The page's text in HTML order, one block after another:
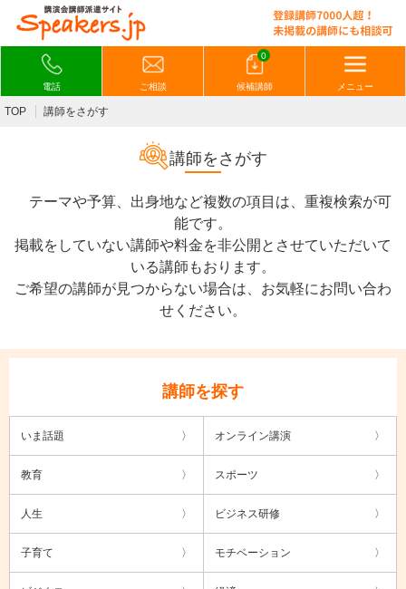
電話 ご相談
0
候補講師 メニュー
TOP 講師をさがす
講師をさがす
テーマや予算、出身地など複数の項目は、重複検索が可
能です。
掲載をしていない講師や料金を非公開とさせていただいて
いる講師もおります。
ご希望の講師が見つからない場合は、お気軽にお問い合わ
せください。
講師を探す
いま話題 オンライン講演
教育 スポーツ
人生 ビジネス研修
子育て モチベーション